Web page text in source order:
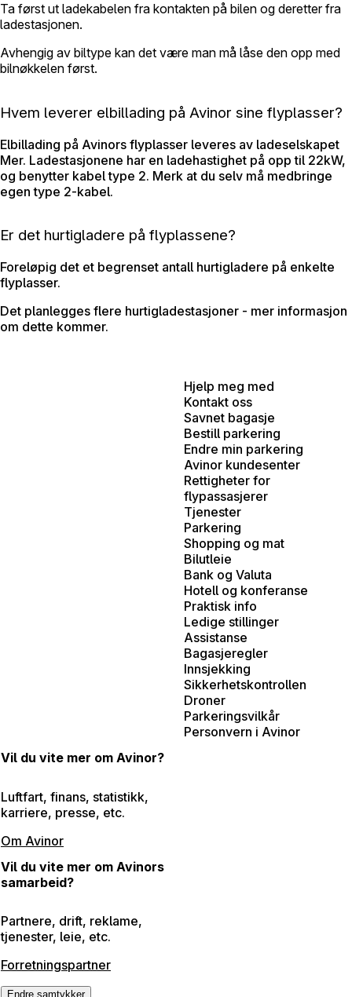
Ta først ut ladekabelen fra kontakten på bilen og deretter fra
ladestasjonen.
Avhengig av biltype kan det være man må låse den opp med
bilnøkkelen først.
Hvem leverer elbillading på Avinor sine flyplasser?
Elbillading på Avinors flyplasser leveres av ladeselskapet
Mer. Ladestasjonene har en ladehastighet på opp til 22kW,
og benytter kabel type 2. Merk at du selv må medbringe
egen type 2-kabel.
Er det hurtigladere på flyplassene?
Foreløpig det et begrenset antall hurtigladere på enkelte
flyplasser.
Det planlegges flere hurtigladestasjoner - mer informasjon
om dette kommer.
Hjelp meg med
Kontakt oss
Savnet bagasje
Bestill parkering
Endre min parkering
Avinor kundesenter
Rettigheter for
flypassasjerer
Tjenester
Parkering
Shopping og mat
Bilutleie
Bank og Valuta
Hotell og konferanse
Praktisk info
Ledige stillinger
Assistanse
Bagasjeregler
Innsjekking
Sikkerhetskontrollen
Droner
Parkeringsvilkår
Personvern i Avinor
Vil du vite mer om Avinor?
Luftfart, finans, statistikk,
karriere, presse, etc.
Om Avinor
Vil du vite mer om Avinors
samarbeid?
Partnere, drift, reklame,
tjenester, leie, etc.
Forretningspartner
Endre samtykker